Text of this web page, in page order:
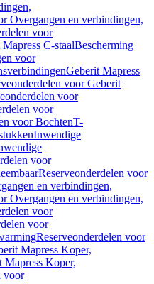
Overgangen en verbindingen,
voor
C-staalBescherming
voor
Geberit Mapress
voor Geberit
voor
voor
voor BochtenT-
Inwendige
voor
Reserveonderdelen voor
en verbindingen,
Overgangen en verbindingen,
voor
voor
Reserveonderdelen voor
Mapress Koper,
Mapress Koper,
voor